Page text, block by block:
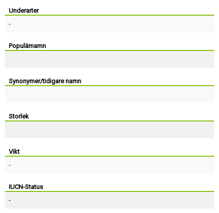
Underarter
-
Populärnamn
Synonymer/tidigare namn
Storlek
Vikt
-
IUCN-Status
-